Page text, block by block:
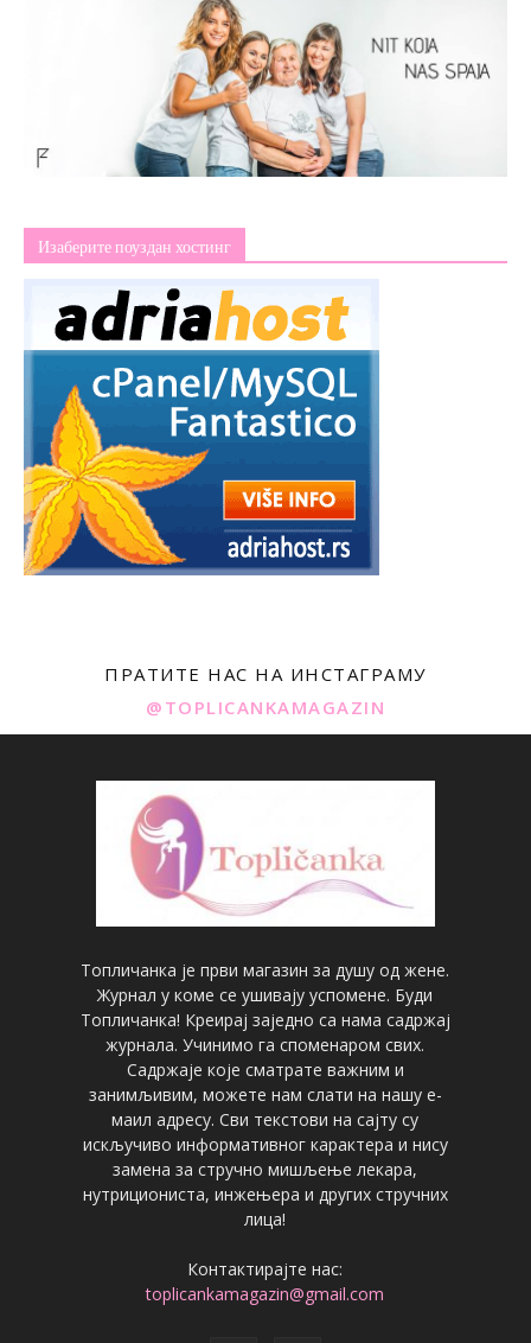
Изаберите поуздан хостинг
ПРАТИТЕ НАС НА ИНСТАГРАМУ
@TOPLICANKAMAGAZIN
Топличанка је први магазин за душу од жене.
Журнал у коме се ушивају успомене. Буди
Топличанка! Креирај заједно са нама садржај
журнала. Учинимо га споменаром свих.
Садржаје које сматрате важним и
занимљивим, можете нам слати на нашу е-
маил адресу. Сви текстови на сајту су
искључиво информативног карактера и нису
замена за стручно мишљење лекара,
нутрициониста, инжењера и других стручних
лица!
Контактирајте нас:
toplicankamagazin@gmail.com